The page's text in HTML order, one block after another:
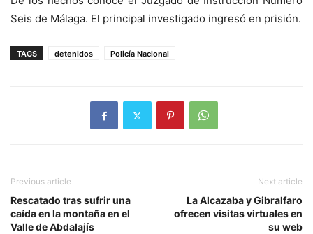
Seis de Málaga. El principal investigado ingresó en prisión.
TAGS detenidos Policía Nacional
Previous article
Rescatado tras sufrir una
caída en la montaña en el
Valle de Abdalajís
Next article
La Alcazaba y Gibralfaro
ofrecen visitas virtuales en
su web